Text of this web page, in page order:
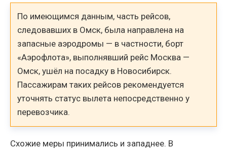
По имеющимся данным, часть рейсов,
следовавших в Омск, была направлена на
запасные аэродромы — в частности, борт
«Аэрофлота», выполнявший рейс Москва —
Омск, ушёл на посадку в Новосибирск.
Пассажирам таких рейсов рекомендуется
уточнять статус вылета непосредственно у
перевозчика.
Схожие меры принимались и западнее. В